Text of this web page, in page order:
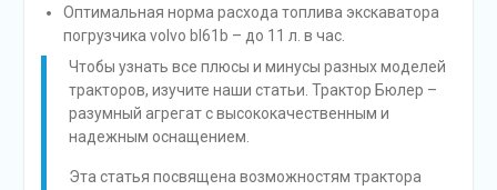
Оптимальная норма расхода топлива экскаватора
погрузчика volvo bl61b – до 11 л. в час.
Чтобы узнать все плюсы и минусы разных моделей
тракторов, изучите наши статьи. Трактор Бюлер –
разумный агрегат с высококачественным и
надежным оснащением.
Эта статья посвящена возможностям трактора